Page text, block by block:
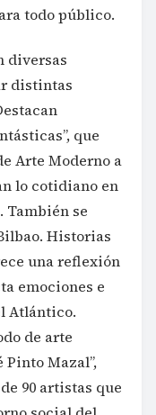
todo público.
diversas
distintas
que
Arte Moderno a
lo cotidiano en
También se
Historias
una reflexión
emociones e
Atlántico.
de arte
Pinto Mazal”,
90 artistas que